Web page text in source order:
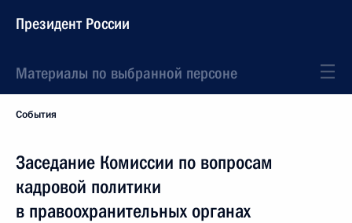
Президент России
Материалы по выбранной персоне
События
Заседание Комиссии по вопросам
кадровой политики
в правоохранительных органах